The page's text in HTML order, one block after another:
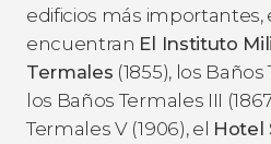
edificios más importantes,
encuentran El Instituto
Termales (1855), los
los Baños Termales III
Termales V (1906), el Hotel